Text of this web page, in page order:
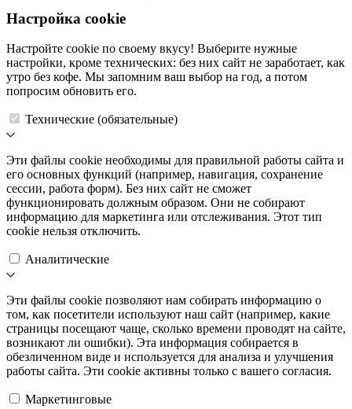
Настройка cookie
Настройте cookie по своему вкусу! Выберите нужные
настройки, кроме технических: без них сайт не заработает, как
утро без кофе. Мы запомним ваш выбор на год, а потом
попросим обновить его.
Технические (обязательные)
Эти файлы cookie необходимы для правильной работы сайта и
его основных функций (например, навигация, сохранение
сессии, работа форм). Без них сайт не сможет
функционировать должным образом. Они не собирают
информацию для маркетинга или отслеживания. Этот тип
cookie нельзя отключить.
Аналитические
Эти файлы cookie позволяют нам собирать информацию о
том, как посетители используют наш сайт (например, какие
страницы посещают чаще, сколько времени проводят на сайте,
возникают ли ошибки). Эта информация собирается в
обезличенном виде и используется для анализа и улучшения
работы сайта. Эти cookie активны только с вашего согласия.
Маркетинговые